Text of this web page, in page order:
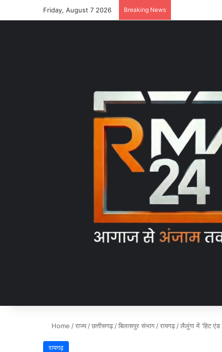
Friday, August 7 2026 Breaking News
Home /राज्य /छत्तीसगढ़ /बिलासपुर संभाग /रायगढ़ /लैलूंगा में ‘हिट
रायगढ़